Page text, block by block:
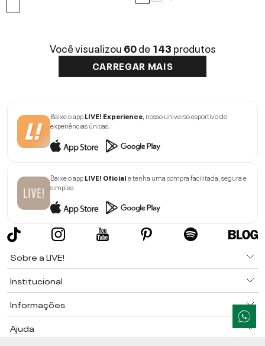
Você visualizou60de143produtos
CARREGAR MAIS
Baixe o appLIVE! Experience , nosso universo esportivo de
experiências únicas.
Baixe o appLIVE! Oficiale tenha uma compra facilitada, segura e
simples.
Sobre a LIVE!
Institucional
Informações
Ajuda